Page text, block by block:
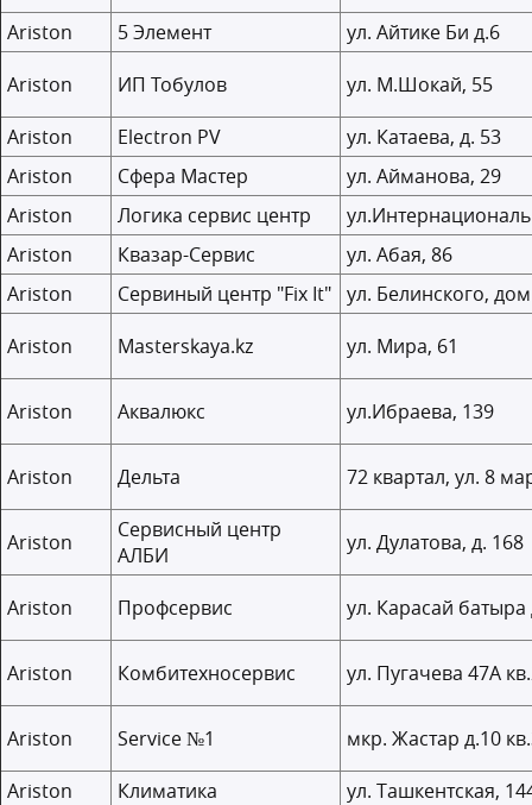
Ariston 5 Элемент
ул. Айтике Би д.6
Ariston
ИП Тобулов
ул. М.Шокай, 55
Ariston
Electron PV
ул. Катаева, д. 53
Ariston
Сфера Мастер
ул. Айманова, 29
Ariston
Логика сервис центр
Ariston
Квазар-Сервис
ул. Абая, 86
Ariston
Сервиный центр "Fix It" ул. Белинского,
Ariston
Masterskaya.kz ул. Мира, 61
Ariston Аквалюкс ул.Ибраева, 139
Ariston Дельта 72 квартал, ул. 8
Ariston
Сервисный центр
АЛБИ
ул. Дулатова, д. 168
Ariston Профсервис ул. Карасай батыра
Ariston Комбитехносервис ул. Пугачева 47А
Ariston Service №1
мкр. Жастар д.10
Ariston
Климатика ул. Ташкентская,